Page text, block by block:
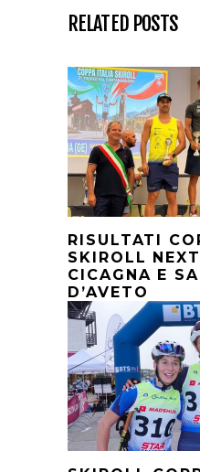
RELATED POSTS
RISULTATI
SKIROLL
CICAGNA E
D’AVETO